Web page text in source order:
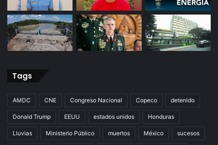
Tags
AMDC CNE Congreso Nacional Copeco detenido
Donald Trump EEUU estados unidos Honduras
Lluvias Ministerio Público muertos México sucesos